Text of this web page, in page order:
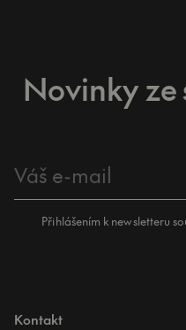
Novinky ze
Přihlášením k newsletteru
Kontakt